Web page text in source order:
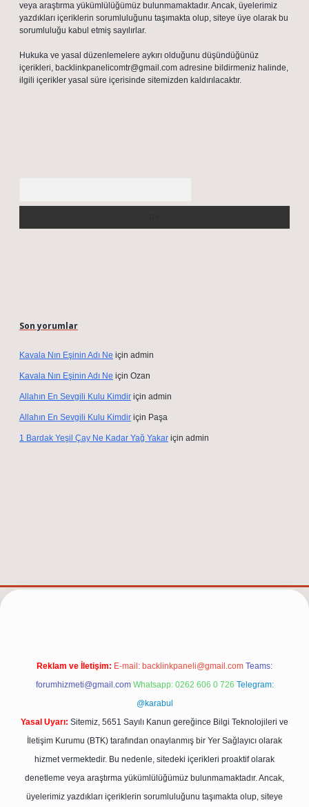
veya araştırma yükümlülüğümüz bulunmamaktadır. Ancak, üyelerimiz
yazdıkları içeriklerin sorumluluğunu taşımakta olup, siteye üye olarak bu
sorumluluğu kabul etmiş sayılırlar.
Hukuka ve yasal düzenlemelere aykırı olduğunu düşündüğünüz
içerikleri, backlinkpanelicomtr@gmail.com adresine bildirmeniz halinde,
ilgili içerikler yasal süre içerisinde sitemizden kaldırılacaktır.
Son yorumlar
Kavala Nın Eşinin Adı Ne için admin
Kavala Nın Eşinin Adı Ne için Ozan
Allahın En Sevgili Kulu Kimdir için admin
Allahın En Sevgili Kulu Kimdir için Paşa
1 Bardak Yeşil Çay Ne Kadar Yağ Yakar için admin
güncel adresihttps://tulipbett.net/
Reklam ve İletişim: E-mail: backlinkpaneli@gmail.com Teams:
forumhizmeti@gmail.com Whatsapp: 0262 606 0 726 Telegram:
@karabul
Yasal Uyarı: Sitemiz, 5651 Sayılı Kanun gereğince Bilgi Teknolojileri ve
İletişim Kurumu (BTK) tarafından onaylanmış bir Yer Sağlayıcı olarak
hizmet vermektedir. Bu nedenle, sitedeki içerikleri proaktif olarak
denetleme veya araştırma yükümlülüğümüz bulunmamaktadır. Ancak,
üyelerimiz yazdıkları içeriklerin sorumluluğunu taşımakta olup, siteye